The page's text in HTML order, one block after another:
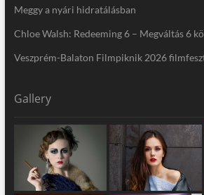
Meggy a nyári hidratálásban
Chloe Walsh: Redeeming 6 – Megváltás 6
Veszprém-Balaton Filmpiknik 2026
Gallery